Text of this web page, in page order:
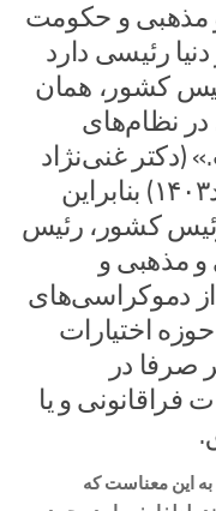
مذهبی و حکومت
رئیسی دارد
کشور، همان
نظام‌های
غنی‌نژاد
روزنامه دنیای اقتصاد ۷ اسفند۱۴۰۳) بنابراین
رئیس کشور، رئیس
مذهبی و
دموکراسی‌های
اختیارات
صرفا در
فراقانونی و یا
به این معناست که